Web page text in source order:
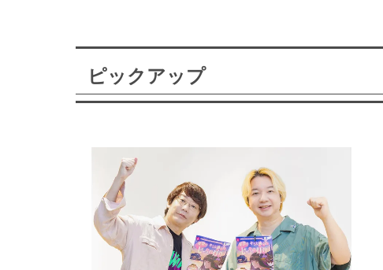
ピックアップ